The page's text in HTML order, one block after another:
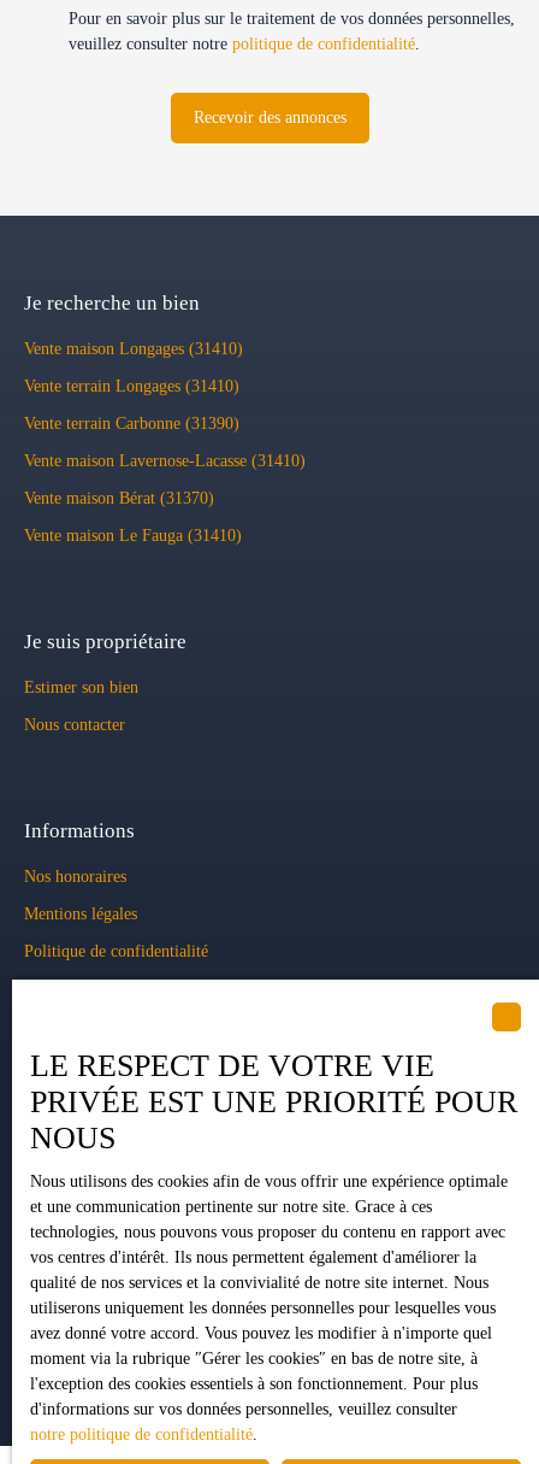
Pour en savoir plus sur le traitement de vos données personnelles,
veuillez consulter notre politique de confidentialité
Recevoir des annonces
Je recherche un bien
Vente maison Longages (31410)
Vente terrain Longages (31410)
Vente terrain Carbonne (31390)
Vente maison Lavernose-Lacasse (31410)
Vente maison Bérat (31370)
Vente maison Le Fauga (31410)
Je suis propriétaire
Estimer son bien
Nous contacter
Informations
Nos honoraires
Mentions légales
Politique de confidentialité
Propulsé par
+33 5 34 35 15 90
1 Impasse Pujeau Rabé
31410 Lavernose-Lacasse
LE RESPECT DE VOTRE VIE
PRIVÉE EST UNE PRIORITÉ POUR
NOUS
Nous utilisons des cookies afin de vous offrir une expérience optimale
et une communication pertinente sur notre site. Grace à ces
technologies, nous pouvons vous proposer du contenu en rapport avec
vos centres d'intérêt. Ils nous permettent également d'améliorer la
qualité de nos services et la convivialité de notre site internet. Nous
utiliserons uniquement les données personnelles pour lesquelles vous
avez donné votre accord. Vous pouvez les modifier à n'importe quel
moment via la rubrique ″Gérer les cookies″ en bas de notre site, à
l'exception des cookies essentiels à son fonctionnement. Pour plus
d'informations sur vos données personnelles, veuillez consulter
notre politique de confidentialité.